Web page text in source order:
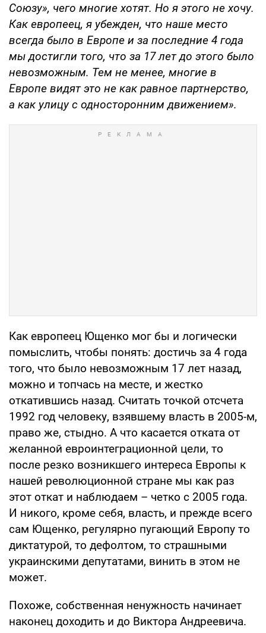
Союзу», чего многие хотят. Но я этого не хочу.
Как европеец, я убежден, что наше место
всегда было в Европе и за последние 4 года
мы достигли того, что за 17 лет до этого было
невозможным. Тем не менее, многие в
Европе видят это не как равное партнерство,
а как улицу с односторонним движением».
Как европеец Ющенко мог бы и логически
помыслить, чтобы понять: достичь за 4 года
того, что было невозможным 17 лет назад,
можно и топчась на месте, и жестко
откатившись назад. Считать точкой отсчета
1992 год человеку, взявшему власть в 2005-м,
право же, стыдно. А что касается отката от
желанной евроинтеграционной цели, то
после резко возникшего интереса Европы к
нашей революционной стране мы как раз
этот откат и наблюдаем – четко с 2005 года.
И никого, кроме себя, власть, и прежде всего
сам Ющенко, регулярно пугающий Европу то
диктатурой, то дефолтом, то страшными
украинскими депутатами, винить в этом не
может.
Похоже, собственная ненужность начинает
наконец доходить и до Виктора Андреевича.